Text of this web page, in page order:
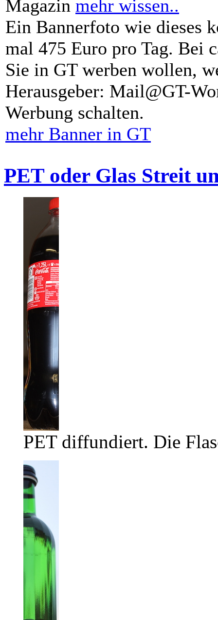
Magazin mehr wissen..
Ein Bannerfoto wie dieses
mal 475 Euro pro Tag. Bei
Sie in GT werben wollen,
Herausgeber: Mail@GT-
Werbung schalten.
mehr Banner in GT
PET oder Glas Streit
PET diffundiert. Die